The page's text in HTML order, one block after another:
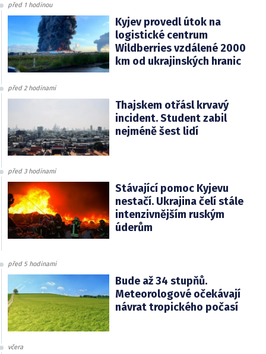
před 1 hodinou
Kyjev provedl útok na
logistické centrum
Wildberries vzdálené 2000
km od ukrajinských hranic
před 2 hodinami
Thajskem otřásl krvavý
incident. Student zabil
nejméně šest lidí
před 3 hodinami
Stávající pomoc Kyjevu
nestačí. Ukrajina čelí stále
intenzivnějším ruským
úderům
před 5 hodinami
Bude až 34 stupňů.
Meteorologové očekávají
návrat tropického počasí
včera